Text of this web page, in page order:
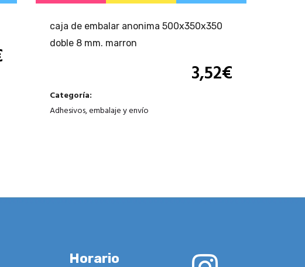
caja de embalar anonima 500x350x350
doble 8 mm. marron
3,52€
Categoría:
Adhesivos, embalaje y envío
Horario